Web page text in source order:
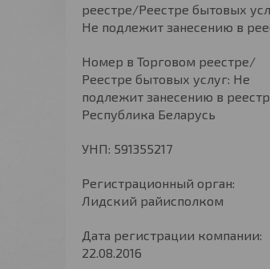
реестре/Реестре бытовых
Не подлежит занесению в
Номер в Торговом реестре/
Реестре бытовых услуг: Не
подлежит занесению в
Республика Беларусь
УНП: 591355217
Регистрационный орган:
Лидский райисполком
Дата регистрации компании:
22.08.2016